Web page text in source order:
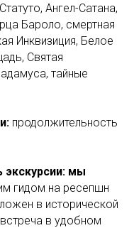
Ангел-Сатана,
Бароло, смертная
Инквизиция, Белое
Святая
тайные
продолжительность
экскурсии: мы
гидом на ресепшн
в исторической
в удобном